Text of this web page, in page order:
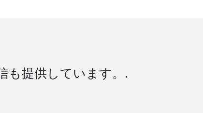
も提供しています。.